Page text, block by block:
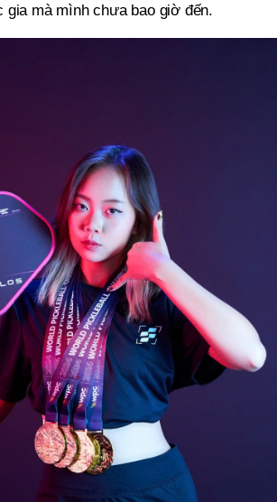
gia mà mình chưa bao giờ đến.